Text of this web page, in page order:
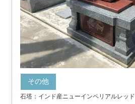
その他
石塔：インド産ニューインペリアルレッド